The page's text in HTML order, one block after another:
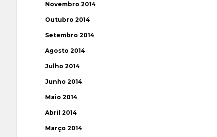
Novembro 2014
Outubro 2014
Setembro 2014
Agosto 2014
Julho 2014
Junho 2014
Maio 2014
Abril 2014
Março 2014